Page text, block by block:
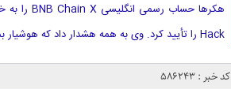
Hack را تأیید کرد. وی به همه هشدار داد که هوشیار بمانند و کیف
کد خبر : 586243